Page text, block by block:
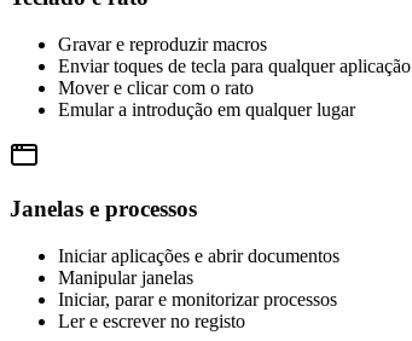
Gravar e reproduzir macros
Enviar toques de tecla para qualquer aplicação
Mover e clicar com o rato
Emular a introdução em qualquer lugar
Janelas e processos
Iniciar aplicações e abrir documentos
Manipular janelas
Iniciar, parar e monitorizar processos
Ler e escrever no registo